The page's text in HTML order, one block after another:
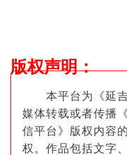
版权声明：
本平台为《延吉
媒体转载或者传播
信平台》版权内容
权。作品包括文字